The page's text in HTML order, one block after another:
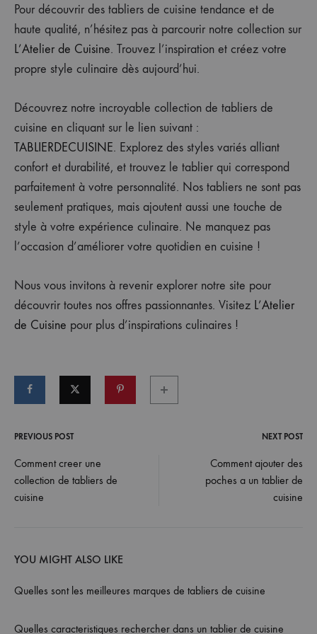
Pour découvrir des tabliers de cuisine tendance et de
haute qualité, n’hésitez pas à parcourir notre collection sur
L’Atelier de Cuisine. Trouvez l’inspiration et créez votre
propre style culinaire dès aujourd’hui.
Découvrez notre incroyable collection de tabliers de
cuisine en cliquant sur le lien suivant :
TABLIERDECUISINE. Explorez des styles variés alliant
confort et durabilité, et trouvez le tablier qui correspond
parfaitement à votre personnalité. Nos tabliers ne sont pas
seulement pratiques, mais ajoutent aussi une touche de
style à votre expérience culinaire. Ne manquez pas
l’occasion d’améliorer votre quotidien en cuisine !
Nous vous invitons à revenir explorer notre site pour
découvrir toutes nos offres passionnantes. Visitez L’Atelier
de Cuisine pour plus d’inspirations culinaires !
Post
navigation
PREVIOUS POST NEXT POST
Comment creer une
collection de tabliers de
cuisine
Comment ajouter des
poches a un tablier de
cuisine
YOU MIGHT ALSO LIKE
Quelles sont les meilleures marques de tabliers de cuisine
Quelles caracteristiques rechercher dans un tablier de cuisine